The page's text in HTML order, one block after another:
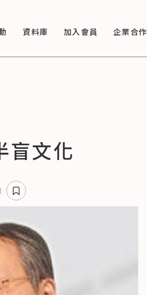
資料庫 加入會員 企業合作
盲文化